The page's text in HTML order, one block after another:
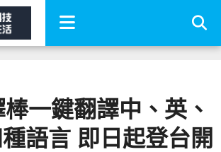
一鍵翻譯中、英、
語言 即日起登台開